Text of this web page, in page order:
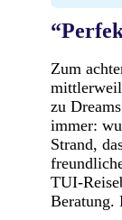
Zum
zu
immer:
Strand,
TUI-
Beratung.